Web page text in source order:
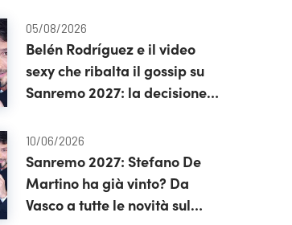
05/08/2026
Belén Rodríguez e il video
sexy che ribalta il gossip su
Sanremo 2027: la decisione
10/06/2026
Sanremo 2027: Stefano De
Martino ha già vinto? Da
Vasco a tutte le novità sul